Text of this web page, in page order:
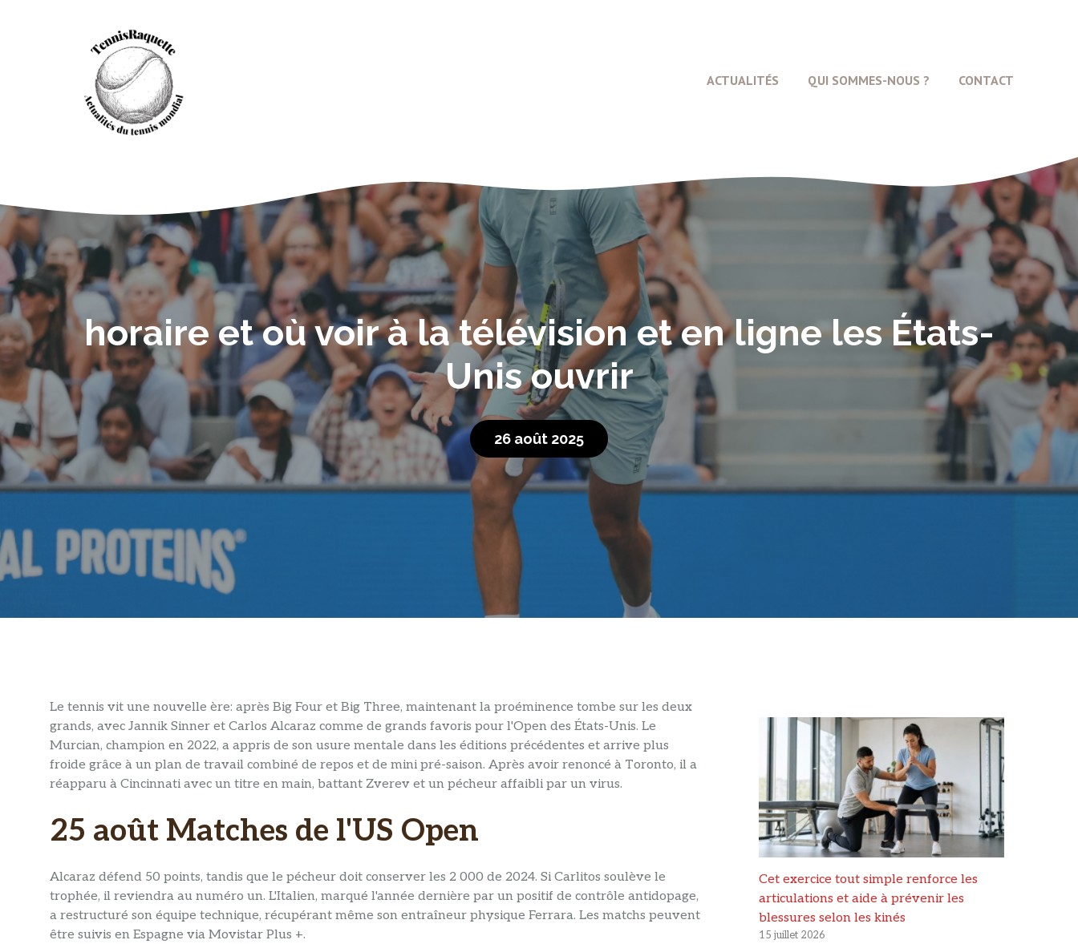
ACTUALITÉS QUI SOMMES-NOUS ? CONTACT
horaire et où voir à la télévision et en ligne les États-
Unis ouvrir
26 août 2025
Le tennis vit une nouvelle ère: après Big Four et Big Three, maintenant la proéminence tombe sur les deux
grands, avec Jannik Sinner et Carlos Alcaraz comme de grands favoris pour l'Open des États-Unis. Le
Murcian, champion en 2022, a appris de son usure mentale dans les éditions précédentes et arrive plus
froide grâce à un plan de travail combiné de repos et de mini pré-saison. Après avoir renoncé à Toronto, il a
réapparu à Cincinnati avec un titre en main, battant Zverev et un pécheur affaibli par un virus.
25 août Matches de l'US Open
Alcaraz défend 50 points, tandis que le pécheur doit conserver les 2 000 de 2024. Si Carlitos soulève le
trophée, il reviendra au numéro un. L'Italien, marqué l'année dernière par un positif de contrôle antidopage,
a restructuré son équipe technique, récupérant même son entraîneur physique Ferrara. Les matchs peuvent
être suivis en Espagne via Movistar Plus +.
Cet exercice tout simple renforce les
articulations et aide à prévenir les
blessures selon les kinés
15 juillet 2026